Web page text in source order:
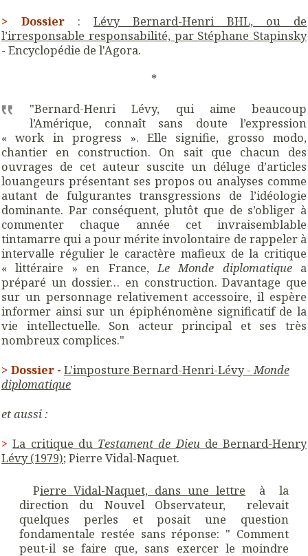
>
Dossier : Lévy Bernard-Henri BHL, ou de
l’irresponsable responsabilité, par Stéphane Stapinsky
- Encyclopédie de l'Agora.
*
"Bernard-Henri Lévy, qui aime beaucoup
l’Amérique, connaît sans doute l’expression
« work in progress ». Elle signifie, grosso modo,
chantier en construction. On sait que chacun des
ouvrages de cet auteur suscite un déluge d’articles
louangeurs présentant ses propos ou analyses comme
autant de fulgurantes transgressions de l’idéologie
dominante. Par conséquent, plutôt que de s’obliger à
commenter chaque année cet invraisemblable
tintamarre qui a pour mérite involontaire de rappeler à
intervalle régulier le caractère mafieux de la critique
« littéraire » en France,Le Monde diplomatiquea
préparé un dossier… en construction. Davantage que
sur un personnage relativement accessoire, il espère
informer ainsi sur un épiphénomène significatif de la
vie intellectuelle. Son acteur principal et ses très
nombreux complices."
> Dossier - L'imposture Bernard-Henri-Lévy -Monde
diplomatique
et aussi :
>La critique du Testament de Dieude Bernard-Henry
Lévy (1979); Pierre Vidal-Naquet.
Pierre Vidal-Naquet, dans une lettre à la
direction du Nouvel Observateur, relevait
quelques perles et posait une question
fondamentale restée sans réponse: " Comment
peut-il se faire que, sans exercer le moindre